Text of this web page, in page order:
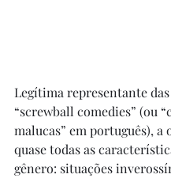
Legítima representante das
“screwball comedies” (ou
malucas” em português), a
quase todas as
gênero: situações